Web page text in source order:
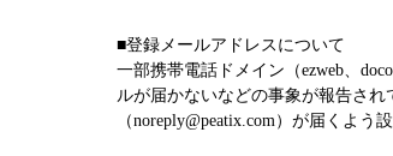
■登録メールアドレスについて
一部携帯電話ドメイン（ezweb、
ルが届かないなどの事象が報告さ
（noreply@peatix.com）が届くよう